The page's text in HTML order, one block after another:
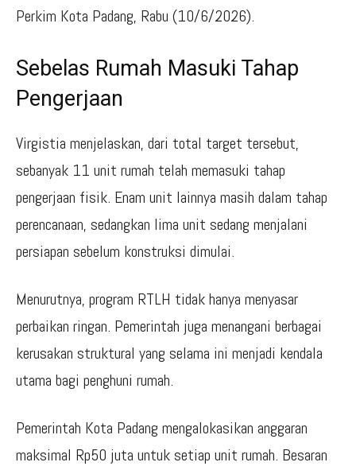
Perkim Kota Padang, Rabu (10/6/2026).
Sebelas Rumah Masuki Tahap
Pengerjaan
Virgistia menjelaskan, dari total target tersebut,
sebanyak 11 unit rumah telah memasuki tahap
pengerjaan fisik. Enam unit lainnya masih dalam tahap
perencanaan, sedangkan lima unit sedang menjalani
persiapan sebelum konstruksi dimulai.
Menurutnya, program RTLH tidak hanya menyasar
perbaikan ringan. Pemerintah juga menangani berbagai
kerusakan struktural yang selama ini menjadi kendala
utama bagi penghuni rumah.
Pemerintah Kota Padang mengalokasikan anggaran
maksimal Rp50 juta untuk setiap unit rumah. Besaran